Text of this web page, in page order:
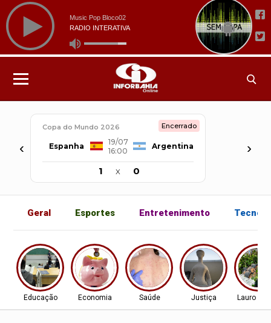
‹
Copa do Mundo 2026 Encerrado
Espanha
19/07
16:00
Argentina
1 x 0
›
Geral Esportes Entretenimento
Educação Economia Saúde Justiça Lauro de